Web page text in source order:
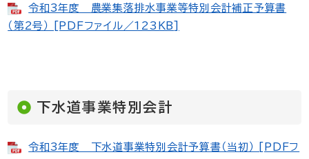
令和3年度 農業集落排水事業等特別会計補正予算書
（第2号） [PDFファイル／123KB]
下水道事業特別会計
令和3年度 下水道事業特別会計予算書（当初） [PDFフ